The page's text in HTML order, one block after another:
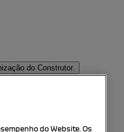
do Construtor.
limpa-vidros, etc.).
do Website. Os